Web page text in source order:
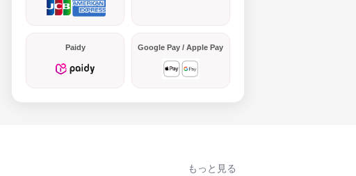
Paidy Google Pay / Apple Pay
もっと見る